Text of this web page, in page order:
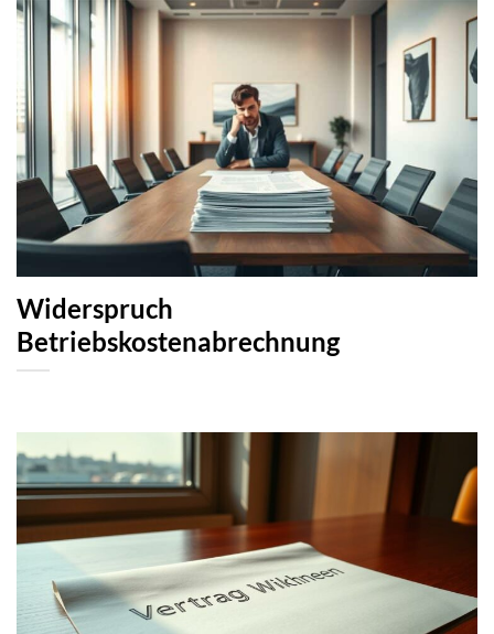
Widerspruch
Betriebskostenabrechnung